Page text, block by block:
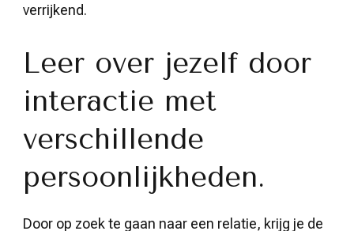
verrijkend.
Leer over jezelf door
interactie met
verschillende
persoonlijkheden.
Door op zoek te gaan naar een relatie, krijg je de